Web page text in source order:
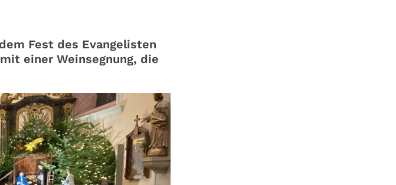
Fest des Evangelisten
einer Weinsegnung, die